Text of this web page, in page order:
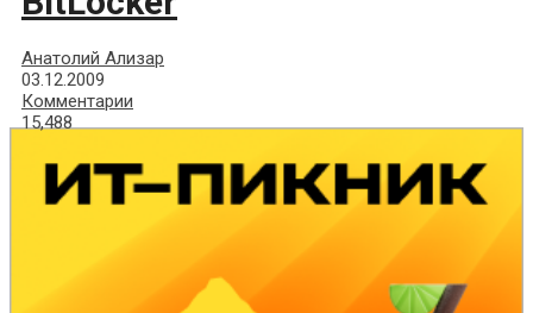
Анатолий Ализар
03.12.2009
Комментарии
15,488